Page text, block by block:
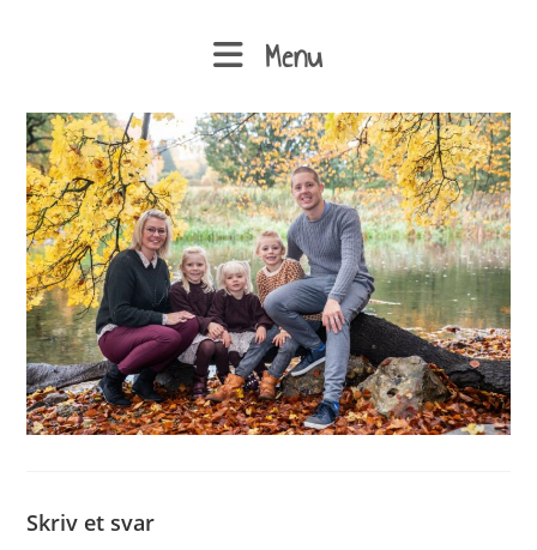
Menu
Skriv et svar